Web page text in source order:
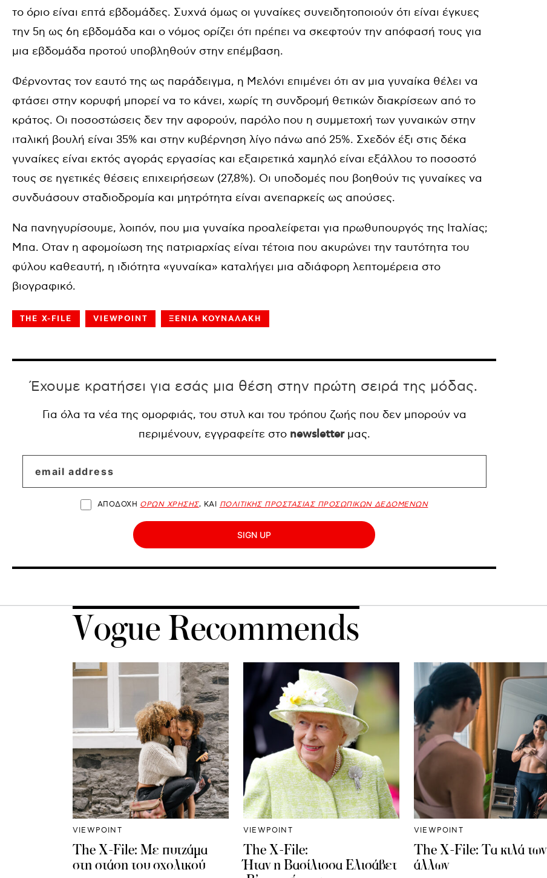
το όριο είναι επτά εβδομάδες. Συχνά όμως οι γυναίκες συνειδητοποιούν ότι είναι έγκυες
την 5η ως 6η εβδομάδα και ο νόμος ορίζει ότι πρέπει να σκεφτούν την απόφασή τους για
μια εβδομάδα προτού υποβληθούν στην επέμβαση.
Φέρνοντας τον εαυτό της ως παράδειγμα, η Μελόνι επιμένει ότι αν μια γυναίκα θέλει να
φτάσει στην κορυφή μπορεί να το κάνει, χωρίς τη συνδρομή θετικών διακρίσεων από το
κράτος. Οι ποσοστώσεις δεν την αφορούν, παρόλο που η συμμετοχή των γυναικών στην
ιταλική βουλή είναι 35% και στην κυβέρνηση λίγο πάνω από 25%. Σχεδόν έξι στις δέκα
γυναίκες είναι εκτός αγοράς εργασίας και εξαιρετικά χαμηλό είναι εξάλλου το ποσοστό
τους σε ηγετικές θέσεις επιχειρήσεων (27,8%). Οι υποδομές που βοηθούν τις γυναίκες να
συνδυάσουν σταδιοδρομία και μητρότητα είναι ανεπαρκείς ως απούσες.
Να πανηγυρίσουμε, λοιπόν, που μια γυναίκα προαλείφεται για πρωθυπουργός της Ιταλίας;
Μπα. Οταν η αφομοίωση της πατριαρχίας είναι τέτοια που ακυρώνει την ταυτότητα του
φύλου καθεαυτή, η ιδιότητα «γυναίκα» καταλήγει μια αδιάφορη λεπτομέρεια στο
βιογραφικό.
THE X-FILE VIEWPOINT ΞΕΝΙΑ ΚΟΥΝΑΛΑΚΗ
Έχουμε κρατήσει για εσάς μια θέση στην πρώτη σειρά της μόδας.
Για όλα τα νέα της ομορφιάς, του στυλ και του τρόπου ζωής που δεν μπορούν να
περιμένουν, εγγραφείτε στο newsletterμας.
ΑΠΟΔΟΧΗ ΟΡΩΝ ΧΡΗΣΗΣ, ΚΑΙ ΠΟΛΙΤΙΚΗΣ ΠΡΟΣΤΑΣΙΑΣ ΠΡΟΣΩΠΙΚΩΝ ΔΕΔΟΜΕΝΩΝ
SIGN UP
Vogue Recommends
VIEWPOINT
The X-File: Mε πυτζάμα
στη στάση του σχολικού
VIEWPOINT
The X-File:
Ήταν η Βασίλισσα Ελισάβετ
VIEWPOINT
The X-File: Τα κιλά των
άλλων